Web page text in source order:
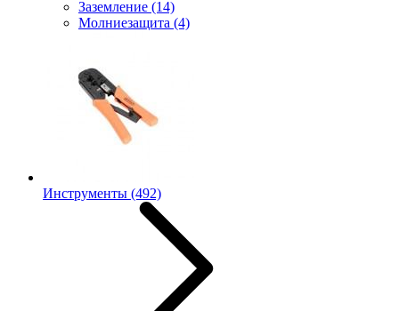
Заземление (14)
Молниезащита (4)
Инструменты (492)